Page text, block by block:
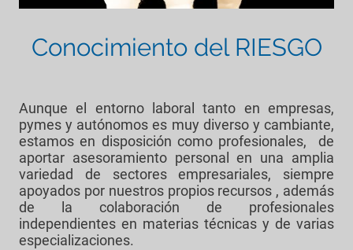
Conocimiento del RIESGO
Aunque el entorno laboral tanto en empresas,
pymes y autónomos es muy diverso y cambiante,
estamos en disposición como profesionales, de
aportar asesoramiento personal en una amplia
variedad de sectores empresariales, siempre
apoyados por nuestros propios recursos , además
de la colaboración de profesionales
independientes en materias técnicas y de varias
especializaciones.